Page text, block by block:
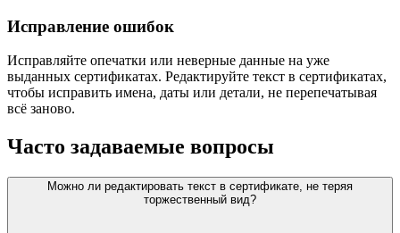
Исправление ошибок
Исправляйте опечатки или неверные данные на уже
выданных сертификатах. Редактируйте текст в сертификатах,
чтобы исправить имена, даты или детали, не перепечатывая
всё заново.
Часто задаваемые вопросы
Можно ли редактировать текст в сертификате, не теряя
торжественный вид?